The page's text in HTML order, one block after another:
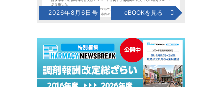
2026年8月6日号 eBOOKを見る